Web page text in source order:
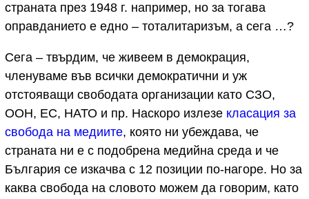
страната през 1948 г. например, но за тогава
оправданието е едно – тоталитаризъм, а сега …?
Сега – твърдим, че живеем в демокрация,
членуваме във всички демократични и уж
отстояващи свободата организации като СЗО,
ООН, ЕС, НАТО и пр. Наскоро излезе класация за
свобода на медиите, която ни убеждава, че
страната ни е с подобрена медийна среда и че
България се изкачва с 12 позиции по-нагоре. Но за
каква свобода на словото можем да говорим, като